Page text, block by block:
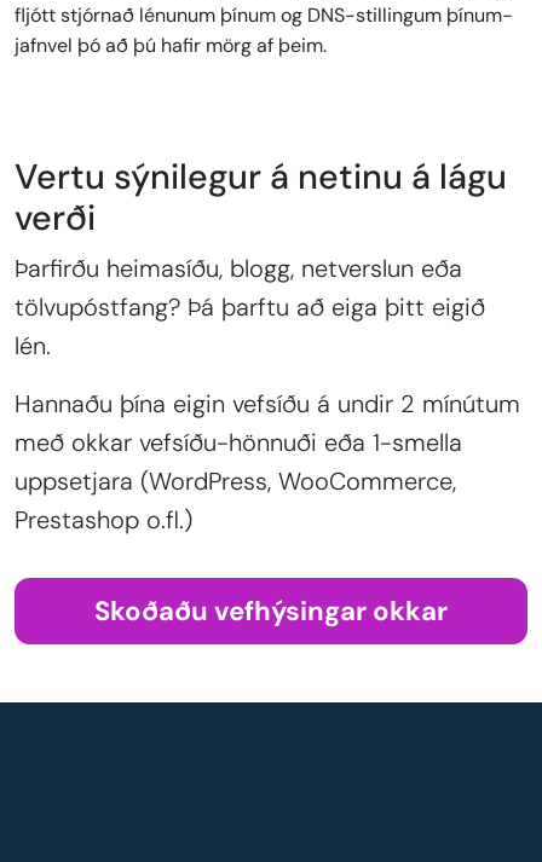
fljótt stjórnað lénunum þínum og DNS-stillingum þínum-
jafnvel þó að þú hafir mörg af þeim.
Vertu sýnilegur á netinu á lágu
verði
Þarfirðu heimasíðu, blogg, netverslun eða
tölvupóstfang? Þá þarftu að eiga þitt eigið
lén.
Hannaðu þína eigin vefsíðu á undir 2 mínútum
með okkar vefsíðu-hönnuði eða 1-smella
uppsetjara (WordPress, WooCommerce,
Prestashop o.fl.)
Skoðaðu vefhýsingar okkar